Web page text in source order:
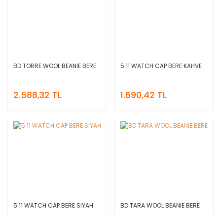
BD TORRE WOOL BEANIE BERE
2.588,32 TL
5.11 WATCH CAP BERE KAHVE
1.690,42 TL
5.11 WATCH CAP BERE SIYAH BD TARA WOOL BEANIE BERE